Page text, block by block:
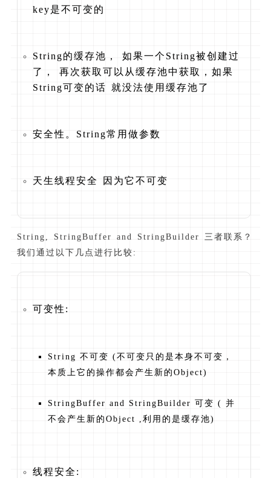
key是不可变的
String的缓存池， 如果一个String被创建过
了， 再次获取可以从缓存池中获取，如果
String可变的话 就没法使用缓存池了
安全性。String常用做参数
天生线程安全 因为它不可变
String, StringBuffer and StringBuilder 三者联系？
我们通过以下几点进行比较:
可变性:
String 不可变 (不可变只的是本身不可变，
本质上它的操作都会产生新的Object)
StringBuffer and StringBuilder 可变 ( 并
不会产生新的Object ,利用的是缓存池)
线程安全: